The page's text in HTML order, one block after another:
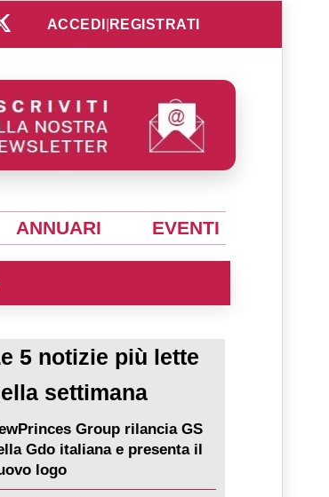
ACCEDI REGISTRATI
ANNUARI EVENTI
5 notizie più lette
settimana
Group rilancia GS
Gdo italiana e presenta il
logo